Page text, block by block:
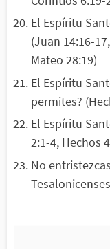
El Espíritu
(Juan 14:16-
Mateo 28:19)
El Espíritu
permites?
El Espíritu
2:1-4, Hechos
No